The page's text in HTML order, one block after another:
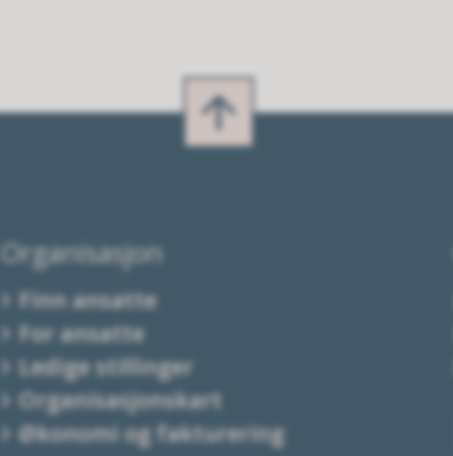
Organisasjon
Finn ansatte
For ansatte
Ledige stillinger
Organisasjonskart
Økonomi og fakturering